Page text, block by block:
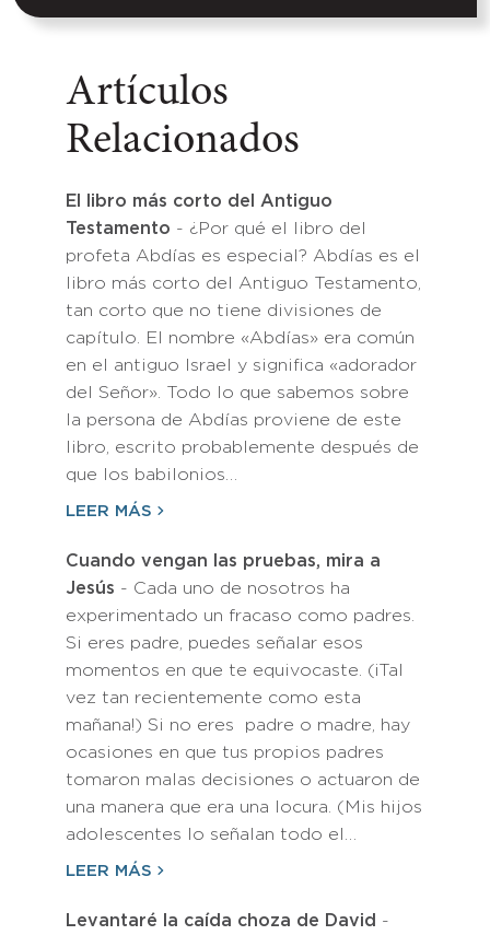
Artículos
Relacionados
El libro más corto del Antiguo
Testamento - ¿Por qué el libro del
profeta Abdías es especial? Abdías es el
libro más corto del Antiguo Testamento,
tan corto que no tiene divisiones de
capítulo. El nombre «Abdías» era común
en el antiguo Israel y significa «adorador
del Señor». Todo lo que sabemos sobre
la persona de Abdías proviene de este
libro, escrito probablemente después de
que los babilonios…
LEER MÁS
Cuando vengan las pruebas, mira a
Jesús - Cada uno de nosotros ha
experimentado un fracaso como padres.
Si eres padre, puedes señalar esos
momentos en que te equivocaste. (¡Tal
vez tan recientemente como esta
mañana!) Si no eres padre o madre, hay
ocasiones en que tus propios padres
tomaron malas decisiones o actuaron de
una manera que era una locura. (Mis hijos
adolescentes lo señalan todo el…
LEER MÁS
Levantaré la caída choza de David -